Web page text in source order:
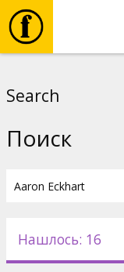
Новости
Search
Поиск
Нашлось: 16